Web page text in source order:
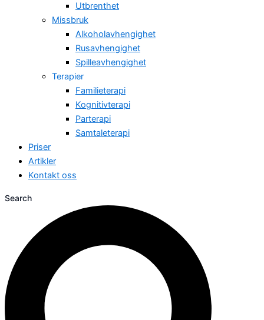
Utbrenthet
Missbruk
Alkoholavhengighet
Rusavhengighet
Spilleavhengighet
Terapier
Familieterapi
Kognitivterapi
Parterapi
Samtaleterapi
Priser
Artikler
Kontakt oss
Search